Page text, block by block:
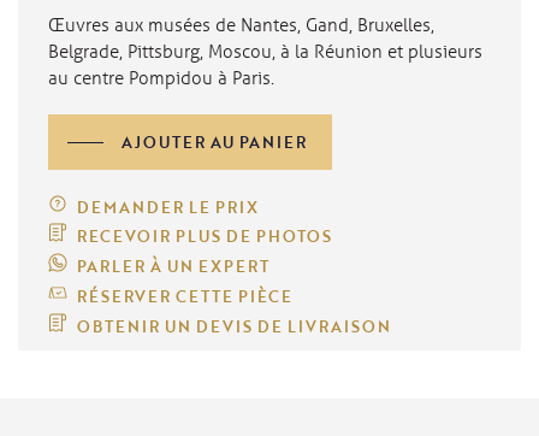
Œuvres aux musées de Nantes, Gand, Bruxelles,
Belgrade, Pittsburg, Moscou, à la Réunion et plusieurs
au centre Pompidou à Paris.
"Fouras",
Georges
AJOUTER AU PANIER
DEMANDER LE PRIX
RECEVOIR PLUS DE PHOTOS
PARLER À UN EXPERT
RÉSERVER CETTE PIÈCE
OBTENIR UN DEVIS DE LIVRAISON